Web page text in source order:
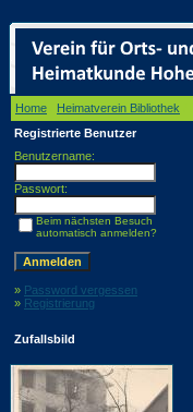
Home Heimatverein Bibliothek
Registrierte Benutzer
Benutzername:
Passwort:
Beim nächsten Besuch
automatisch anmelden?
» Password vergessen
» Registrierung
Zufallsbild